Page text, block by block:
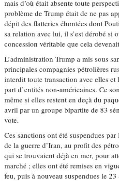
mais d’où était absente toute
problème de Trump était de ne pas
dépit des flatteries éhontées dont
sa relation avec lui, il s’est dérobé si
concession véritable que cela
L’administration Trump a mis sous
principales compagnies pétrolières
interdit toute transaction avec elles
part d’entités non-américaines. Ce
même si elles restent en deçà du
avril par un groupe bipartite de 83
vote.
Ces sanctions ont été suspendues
de la guerre d’Iran, au profit des
qui se trouvaient déjà en mer, pour
marché ; elles ont été remises en
feu, puis à nouveau suspendues le